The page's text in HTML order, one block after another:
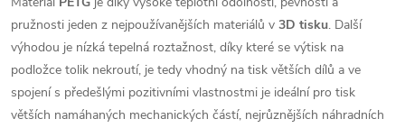
pružnosti jeden z nejpoužívanějších materiálů v 3D tisku. Další
výhodou je nízká tepelná roztažnost, díky které se výtisk na
podložce tolik nekroutí, je tedy vhodný na tisk větších dílů a ve
spojení s předešlými pozitivními vlastnostmi je ideální pro tisk
větších namáhaných mechanických částí, nejrůznějších náhradních